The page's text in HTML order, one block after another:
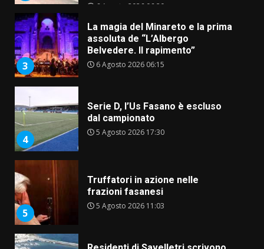
6 Agosto 2026 06:20
3
La magia del Minareto e la prima
assoluta de “L’Albergo
Belvedere. Il rapimento”
6 Agosto 2026 06:15
4
Serie D, l’Us Fasano è escluso
dal campionato
5 Agosto 2026 17:30
5
Truffatori in azione nelle
frazioni fasanesi
5 Agosto 2026 11:03